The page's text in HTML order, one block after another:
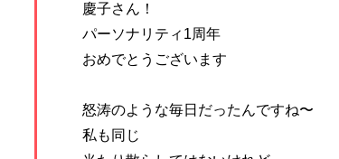
慶子さん！
パーソナリティ1周年
おめでとうございます
怒涛のような毎日だったんですね〜
私も同じ